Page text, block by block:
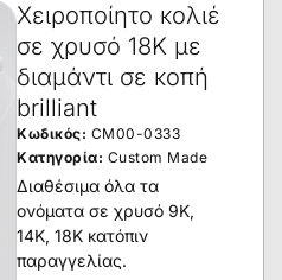
Χειροποίητο κολιέ
σε χρυσό 18Κ με
διαμάντι σε κοπή
brilliant
Κωδικός: CM00-0333
Κατηγορία: Custom Made
Διαθέσιμα όλα τα
ονόματα σε χρυσό 9Κ,
14Κ, 18Κ κατόπιν
παραγγελίας.